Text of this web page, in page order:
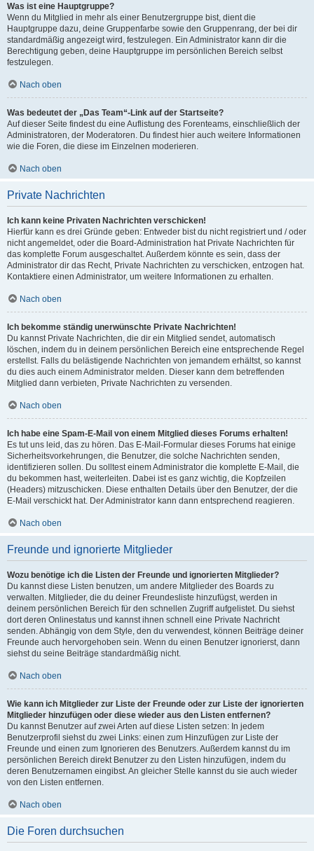
Was ist eine Hauptgruppe?
Wenn du Mitglied in mehr als einer Benutzergruppe bist, dient die
Hauptgruppe dazu, deine Gruppenfarbe sowie den Gruppenrang, der bei dir
standardmäßig angezeigt wird, festzulegen. Ein Administrator kann dir die
Berechtigung geben, deine Hauptgruppe im persönlichen Bereich selbst
festzulegen.
Nach oben
Was bedeutet der „Das Team“-Link auf der Startseite?
Auf dieser Seite findest du eine Auflistung des Forenteams, einschließlich der
Administratoren, der Moderatoren. Du findest hier auch weitere Informationen
wie die Foren, die diese im Einzelnen moderieren.
Nach oben
Private Nachrichten
Ich kann keine Privaten Nachrichten verschicken!
Hierfür kann es drei Gründe geben: Entweder bist du nicht registriert und / oder
nicht angemeldet, oder die Board-Administration hat Private Nachrichten für
das komplette Forum ausgeschaltet. Außerdem könnte es sein, dass der
Administrator dir das Recht, Private Nachrichten zu verschicken, entzogen hat.
Kontaktiere einen Administrator, um weitere Informationen zu erhalten.
Nach oben
Ich bekomme ständig unerwünschte Private Nachrichten!
Du kannst Private Nachrichten, die dir ein Mitglied sendet, automatisch
löschen, indem du in deinem persönlichen Bereich eine entsprechende Regel
erstellst. Falls du belästigende Nachrichten von jemandem erhältst, so kannst
du dies auch einem Administrator melden. Dieser kann dem betreffenden
Mitglied dann verbieten, Private Nachrichten zu versenden.
Nach oben
Ich habe eine Spam-E-Mail von einem Mitglied dieses Forums erhalten!
Es tut uns leid, das zu hören. Das E-Mail-Formular dieses Forums hat einige
Sicherheitsvorkehrungen, die Benutzer, die solche Nachrichten senden,
identifizieren sollen. Du solltest einem Administrator die komplette E-Mail, die
du bekommen hast, weiterleiten. Dabei ist es ganz wichtig, die Kopfzeilen
(Headers) mitzuschicken. Diese enthalten Details über den Benutzer, der die
E-Mail verschickt hat. Der Administrator kann dann entsprechend reagieren.
Nach oben
Freunde und ignorierte Mitglieder
Wozu benötige ich die Listen der Freunde und ignorierten Mitglieder?
Du kannst diese Listen benutzen, um andere Mitglieder des Boards zu
verwalten. Mitglieder, die du deiner Freundesliste hinzufügst, werden in
deinem persönlichen Bereich für den schnellen Zugriff aufgelistet. Du siehst
dort deren Onlinestatus und kannst ihnen schnell eine Private Nachricht
senden. Abhängig von dem Style, den du verwendest, können Beiträge deiner
Freunde auch hervorgehoben sein. Wenn du einen Benutzer ignorierst, dann
siehst du seine Beiträge standardmäßig nicht.
Nach oben
Wie kann ich Mitglieder zur Liste der Freunde oder zur Liste der ignorierten
Mitglieder hinzufügen oder diese wieder aus den Listen entfernen?
Du kannst Benutzer auf zwei Arten auf diese Listen setzen: In jedem
Benutzerprofil siehst du zwei Links: einen zum Hinzufügen zur Liste der
Freunde und einen zum Ignorieren des Benutzers. Außerdem kannst du im
persönlichen Bereich direkt Benutzer zu den Listen hinzufügen, indem du
deren Benutzernamen eingibst. An gleicher Stelle kannst du sie auch wieder
von den Listen entfernen.
Nach oben
Die Foren durchsuchen